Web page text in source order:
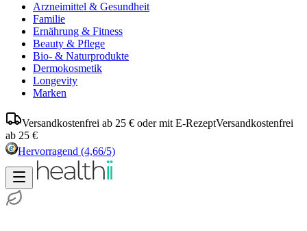
Arzneimittel & Gesundheit
Familie
Ernährung & Fitness
Beauty & Pflege
Bio- & Naturprodukte
Dermokosmetik
Longevity
Marken
Versandkostenfrei ab 25 € oder mit E-RezeptVersandkostenfrei
ab 25 €
Hervorragend (4,66/5)